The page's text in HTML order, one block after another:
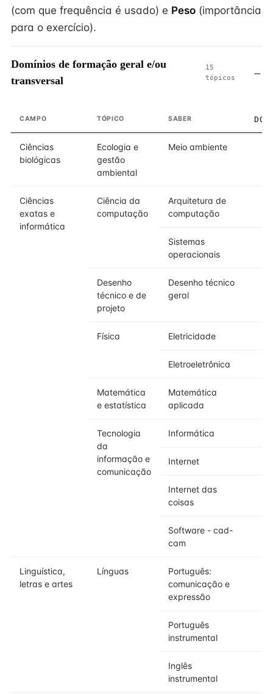
(com que frequência é usado) e Peso (importância
para o exercício).
Domínios de formação geral e/ou
transversal
15
tópicos
CAMPO TÓPICO SABER
Ciências
biológicas
Ecologia e
gestão
ambiental
Meio ambiente
Ciências
exatas e
informática
Ciência da
computação
Arquitetura de
computação
Sistemas
operacionais
Desenho
técnico e de
projeto
Desenho técnico
geral
Física Eletricidade
Eletroeletrônica
Matemática
e estatística
Matemática
aplicada
Tecnologia
da
informação e
comunicação
Informática
Internet
Internet das
coisas
Software - cad-
cam
Linguística,
letras e artes
Línguas
Português:
comunicação e
expressão
Português
instrumental
Inglês
instrumental